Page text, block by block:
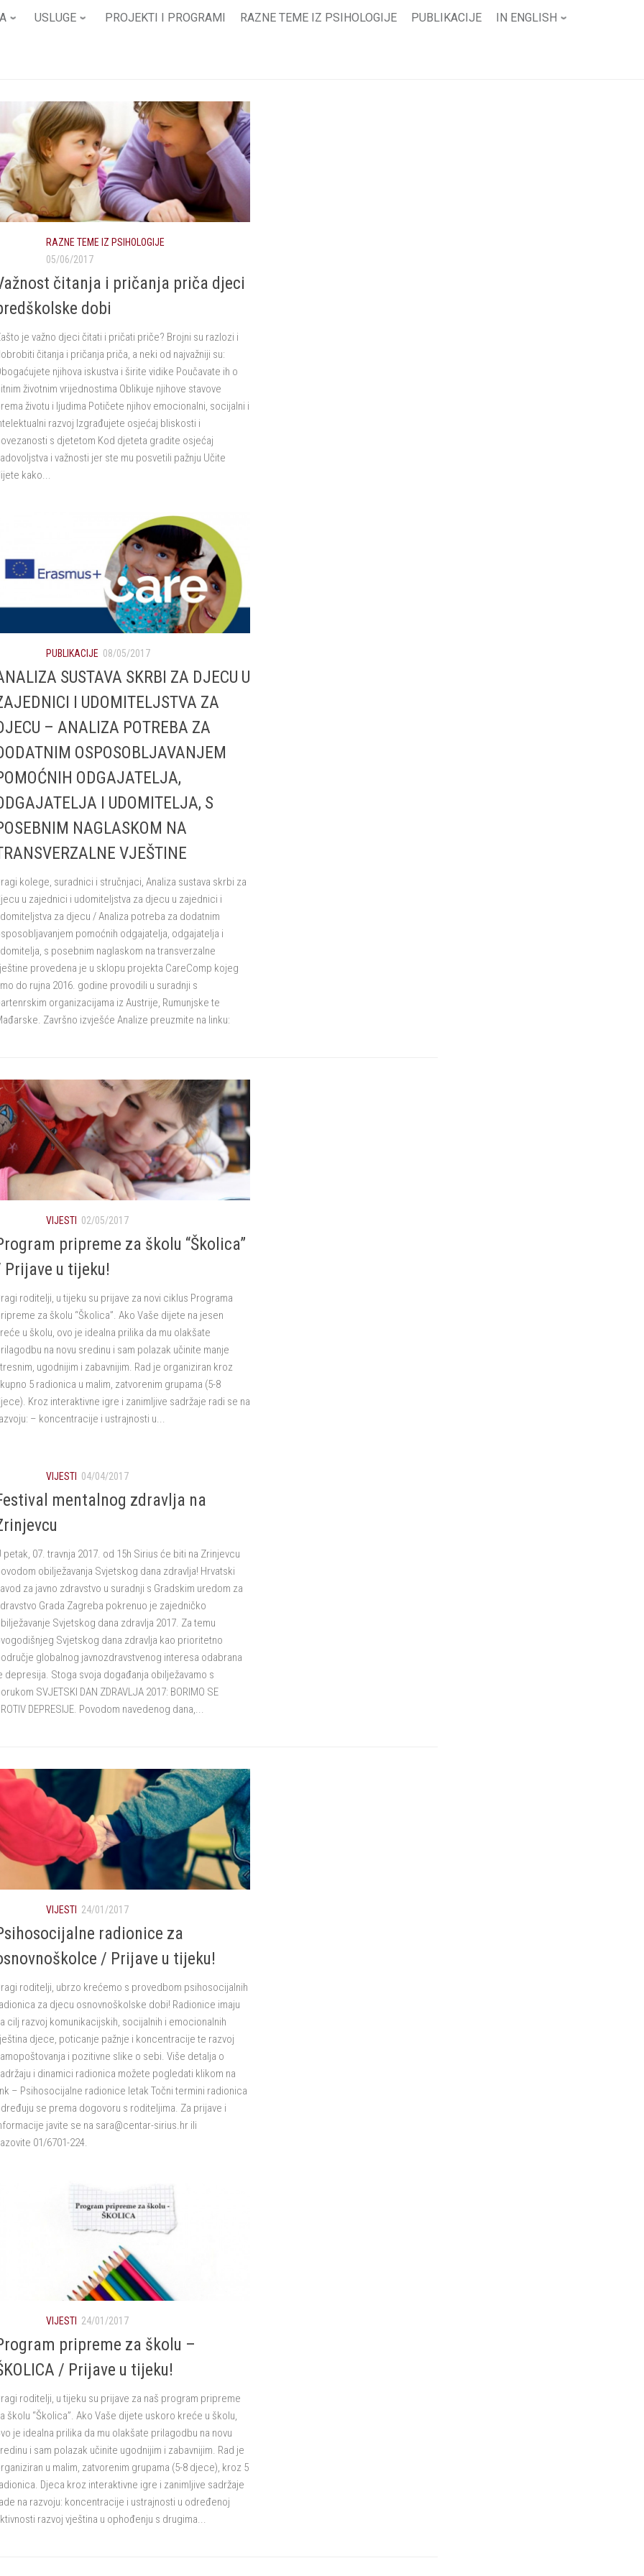
USLUGE PROJEKTI I PROGRAMI RAZNE TEME IZ PSIHOLOGIJE PUBLIKACIJE IN ENGLISH
RAZNE TEME IZ PSIHOLOGIJE
05/06/2017
čitanja i pričanja priča djeci
dobi
je važno djeci čitati i pričati priče? Brojni su razlozi i
čitanja i pričanja priča, a neki od najvažniji su:
njihova iskustva i širite vidike Poučavate ih o
životnim vrijednostima Oblikuje njihove stavove
životu i ljudima Potičete njihov emocionalni, socijalni i
razvoj Izgrađujete osjećaj bliskosti i
s djetetom Kod djeteta gradite osjećaj
i važnosti jer ste mu posvetili pažnju Učite
kako...
PUBLIKACIJE 08/05/2017
SUSTAVA SKRBI ZA DJECU U
I UDOMITELJSTVA ZA
– ANALIZA POTREBA ZA
OSPOSOBLJAVANJEM
ODGAJATELJA,
I UDOMITELJA, S
NAGLASKOM NA
VJEŠTINE
kolege, suradnici i stručnjaci, Analiza sustava skrbi za
u zajednici i udomiteljstva za djecu u zajednici i
za djecu / Analiza potreba za dodatnim
pomoćnih odgajatelja, odgajatelja i
s posebnim naglaskom na transverzalne
provedena je u sklopu projekta CareComp kojeg
do rujna 2016. godine provodili u suradnji s
organizacijama iz Austrije, Rumunjske te
Završno izvješće Analize preuzmite na linku:
VIJESTI 02/05/2017
pripreme za školu “Školica”
Prijave u tijeku!
roditelji, u tijeku su prijave za novi ciklus Programa
za školu “Školica”. Ako Vaše dijete na jesen
u školu, ovo je idealna prilika da mu olakšate
na novu sredinu i sam polazak učinite manje
ugodnijim i zabavnijim. Rad je organiziran kroz
5 radionica u malim, zatvorenim grupama (5-8
Kroz interaktivne igre i zanimljive sadržaje radi se na
– koncentracije i ustrajnosti u...
VIJESTI 04/04/2017
mentalnog zdravlja na
petak, 07. travnja 2017. od 15h Sirius će biti na Zrinjevcu
obilježavanja Svjetskog dana zdravlja! Hrvatski
za javno zdravstvo u suradnji s Gradskim uredom za
Grada Zagreba pokrenuo je zajedničko
Svjetskog dana zdravlja 2017. Za temu
Svjetskog dana zdravlja kao prioritetno
globalnog javnozdravstvenog interesa odabrana
depresija. Stoga svoja događanja obilježavamo s
SVJETSKI DAN ZDRAVLJA 2017: BORIMO SE
DEPRESIJE. Povodom navedenog dana,...
VIJESTI 24/01/2017
radionice za
/ Prijave u tijeku!
roditelji, ubrzo krećemo s provedbom psihosocijalnih
za djecu osnovnoškolske dobi! Radionice imaju
cilj razvoj komunikacijskih, socijalnih i emocionalnih
djece, poticanje pažnje i koncentracije te razvoj
i pozitivne slike o sebi. Više detalja o
i dinamici radionica možete pogledati klikom na
– Psihosocijalne radionice letak Točni termini radionica
se prema dogovoru s roditeljima. Za prijave i
javite se na sara@centar-sirius.hr ili
01/6701-224.
VIJESTI 24/01/2017
pripreme za školu –
/ Prijave u tijeku!
roditelji, u tijeku su prijave za naš program pripreme
školu “Školica”. Ako Vaše dijete uskoro kreće u školu,
je idealna prilika da mu olakšate prilagodbu na novu
i sam polazak učinite ugodnijim i zabavnijim. Rad je
u malim, zatvorenim grupama (5-8 djece), kroz 5
Djeca kroz interaktivne igre i zanimljive sadržaje
na razvoju: koncentracije i ustrajnosti u određenoj
razvoj vještina u ophođenju s drugima...